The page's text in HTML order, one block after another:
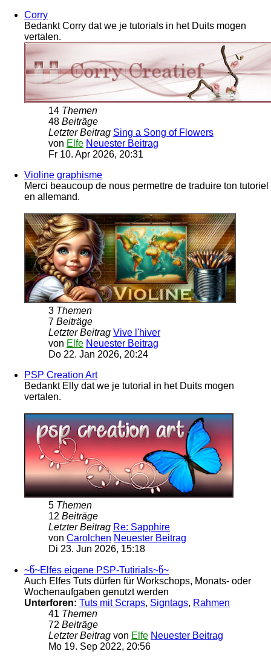
Corry
Bedankt Corry dat we je tutorials in het Duits mogen
vertalen.
14 Themen
48 Beiträge
Letzter Beitrag Sing a Song of Flowers
von Elfe Neuester Beitrag
Fr 10. Apr 2026, 20:31
Violine graphisme
Merci beaucoup de nous permettre de traduire ton tutoriel
en allemand.
3 Themen
7 Beiträge
Letzter Beitrag Vive l'hiver
von Elfe Neuester Beitrag
Do 22. Jan 2026, 20:24
PSP Creation Art
Bedankt Elly dat we je tutorial in het Duits mogen
vertalen.
5 Themen
12 Beiträge
Letzter Beitrag Re: Sapphire
von Carolchen Neuester Beitrag
Di 23. Jun 2026, 15:18
~წ~Elfes eigene PSP-Tutirials~წ~
Auch Elfes Tuts dürfen für Workschops, Monats- oder
Wochenaufgaben genutzt werden
Unterforen: Tuts mit Scraps, Signtags, Rahmen
41 Themen
72 Beiträge
Letzter Beitrag von Elfe Neuester Beitrag
Mo 19. Sep 2022, 20:56